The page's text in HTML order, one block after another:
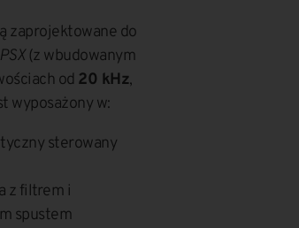
zaprojektowane do
(z wbudowanym
od 20 kHz,
wyposażony w:
sterowany
z filtrem i
spustem